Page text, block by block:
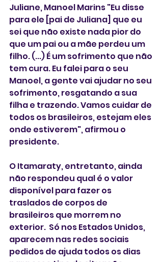
Juliane, Manoel Marins "Eu disse
para ele [pai de Juliana] que eu
sei que não existe nada pior do
que um pai ou a mãe perdeu um
filho. (...) É um sofrimento que não
tem cura. Eu falei para o seu
Manoel, a gente vai ajudar no seu
sofrimento, resgatando a sua
filha e trazendo. Vamos cuidar de
todos os brasileiros, estejam eles
onde estiverem", afirmou o
presidente.
O Itamaraty, entretanto, ainda
não respondeu qual é o valor
disponível para fazer os
traslados de corpos de
brasileiros que morrem no
exterior.  Só nos Estados Unidos,
aparecem nas redes sociais
pedidos de ajuda todos os dias